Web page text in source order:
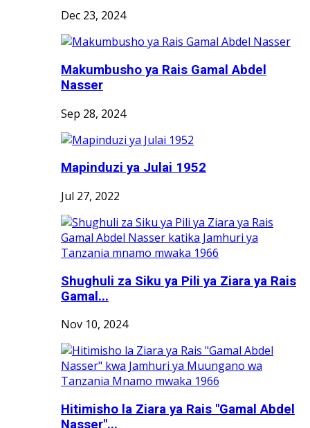
Dec 23, 2024
Makumbusho ya Rais Gamal Abdel
Nasser
Sep 28, 2024
Mapinduzi ya Julai 1952
Jul 27, 2022
Shughuli za Siku ya Pili ya Ziara ya Rais
Gamal...
Nov 10, 2024
Hitimisho la Ziara ya Rais "Gamal Abdel
Nasser"...